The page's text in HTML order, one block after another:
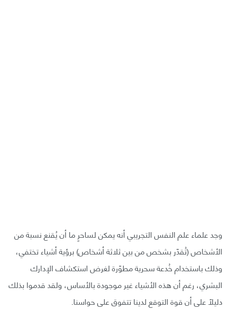
وجد علماء علم النفس التجريبي أنه يمكن لساحرٍ ما أن يُقنع نسبة من
الأشخاص (تُقدّر بشخص من بين ثلاثة أشخاص) برؤية أشياء تختفي،
وذلك باستخدام خُدعة سحرية مطوّرة لغرض استكشاف الإدارك
البشري، رغم أن هذه الأشياء غير موجودة بالأساس، ولقد قدموا بذلك
دليلًا على أن قوة التوقع لدينا تتفوق على حواسنا.